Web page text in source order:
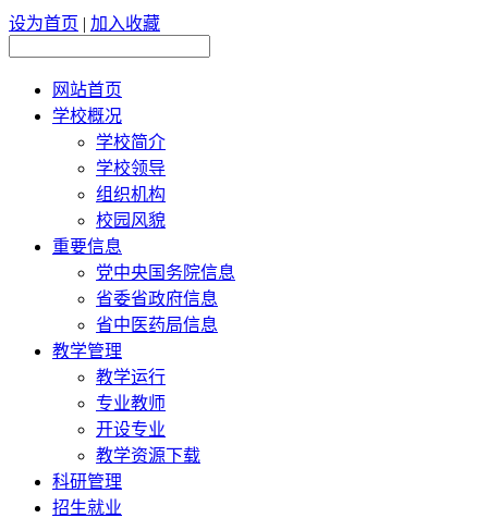
设为首页 | 加入收藏
网站首页
学校概况
学校简介
学校领导
组织机构
校园风貌
重要信息
党中央国务院信息
省委省政府信息
省中医药局信息
教学管理
教学运行
专业教师
开设专业
教学资源下载
科研管理
招生就业